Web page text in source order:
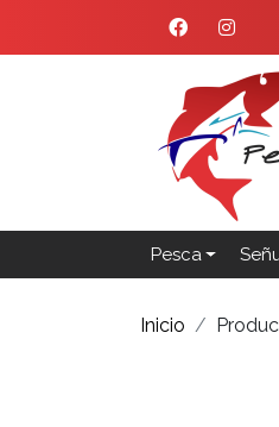
Pesca
Inicio